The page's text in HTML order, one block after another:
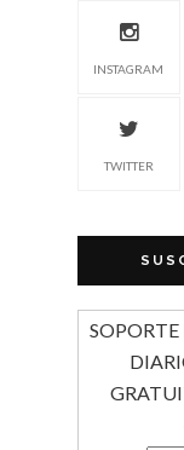
INSTAGRAM
TWITTER